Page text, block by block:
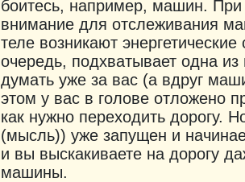
боитесь, например, машин.
внимание для отслеживания
теле возникают
очередь, подхватывает одна
думать уже за вас (а вдруг
этом у вас в голове отложено
как нужно переходить дорогу.
(мысль)) уже запущен и
и вы выскакиваете на дорогу
машины.